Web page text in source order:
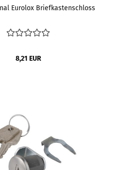
Eurolox Briefkastenschloss
8,21 EUR